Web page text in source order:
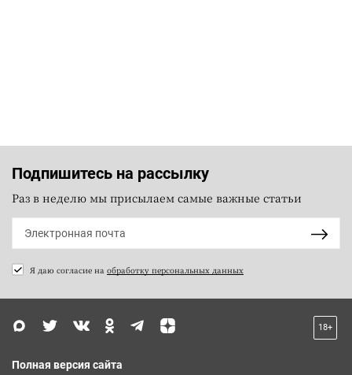
Подпишитесь на рассылку
Раз в неделю мы присылаем самые важные статьи
Я даю согласие на обработку персональных данных
18+
Полная версия сайта